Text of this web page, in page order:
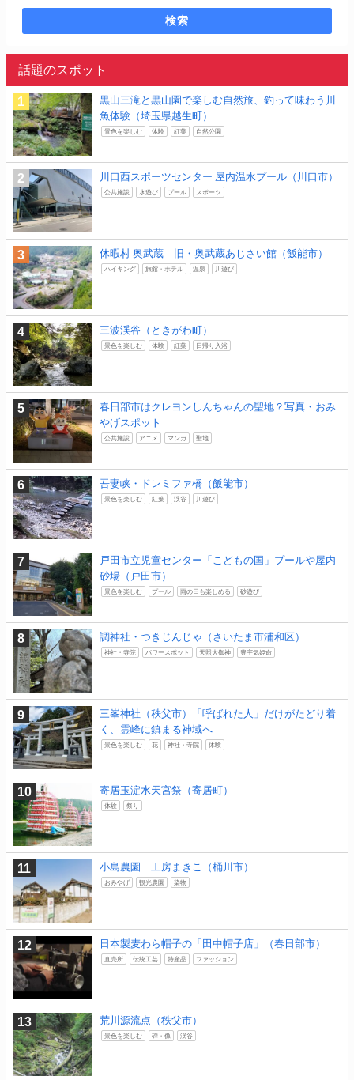
検索
話題のスポット
黒山三滝と黒山園で楽しむ自然旅、釣って味わう川
魚体験（埼玉県越生町）
景色を楽しむ 体験 紅葉 自然公園
川口西スポーツセンター 屋内温水プール（川口市）
公共施設 水遊び プール スポーツ
休暇村 奥武蔵 旧・奥武蔵あじさい館（飯能市）
ハイキング 旅館・ホテル 温泉 川遊び
三波渓谷（ときがわ町）
景色を楽しむ 体験 紅葉 日帰り入浴
春日部市はクレヨンしんちゃんの聖地？写真・おみ
やげスポット
公共施設 アニメ マンガ 聖地
吾妻峡・ドレミファ橋（飯能市）
景色を楽しむ 紅葉 渓谷 川遊び
戸田市立児童センター「こどもの国」プールや屋内
砂場（戸田市）
景色を楽しむ プール 雨の日も楽しめる 砂遊び
調神社・つきじんじゃ（さいたま市浦和区）
神社・寺院 パワースポット 天照大御神 豊宇気姫命
三峯神社（秩父市）「呼ばれた人」だけがたどり着
く、霊峰に鎮まる神域へ
景色を楽しむ 花 神社・寺院 体験
寄居玉淀水天宮祭（寄居町）
体験 祭り
小島農園 工房まきこ（桶川市）
おみやげ 観光農園 染物
日本製麦わら帽子の「田中帽子店」（春日部市）
直売所 伝統工芸 特産品 ファッション
荒川源流点（秩父市）
景色を楽しむ 碑・像 渓谷